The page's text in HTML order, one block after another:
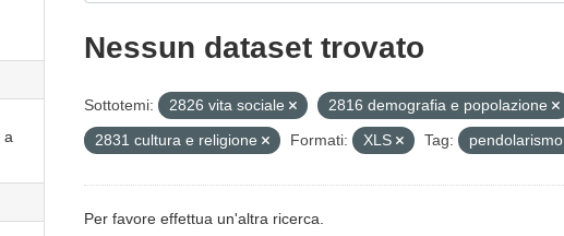
a
Nessun dataset trovato
Sottotemi: 2826 vita sociale
2816 demografia e popolazione
2831 cultura e religione
Formati: XLS Tag: pendolarismo
Per favore effettua un'altra ricerca.